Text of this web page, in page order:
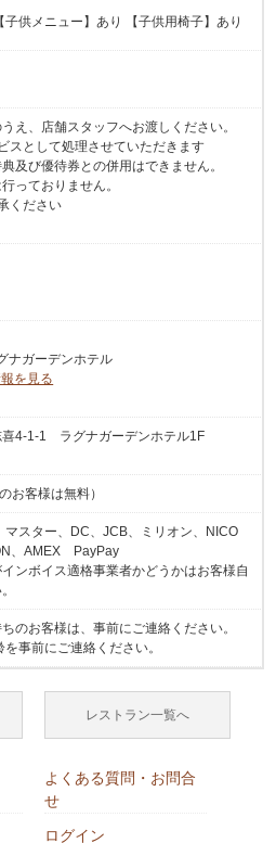
子供メニュー】あり 【子供用椅子】あり
え、店舗スタッフへお渡しください。
スとして処理させていただきます
及び優待券との併用はできません。
っておりません。
ください
ナガーデンホテル
を見る
喜4-1-1 ラグナガーデンホテル1F
お客様は無料）
マスター、DC、JCB、ミリオン、NICO
、AMEX PayPay
ンボイス適格事業者かどうかはお客様自
のお客様は、事前にご連絡ください。
事前にご連絡ください。
レストラン一覧へ
よくある質問・お問合
せ
ログイン